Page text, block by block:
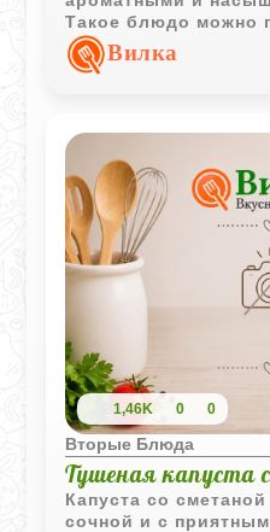
Такое блюдо можно
или слегка
Вилка
1,46K 0 0
Вторые Блюда
Тушеная капуста
Капуста со
сочной и с